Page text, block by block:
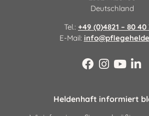
Deutschland
Tel.: +49 (0)4821 – 80 40
E-Mail:
Heldenhaft informiert